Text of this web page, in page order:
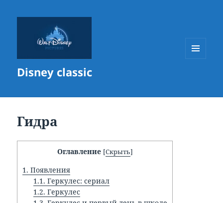
Disney classic
Гидра
Оглавление [Скрыть]
1. Появления
1.1. Геркулес: сериал
1.2. Геркулес